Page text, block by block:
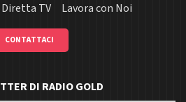
Diretta TV Lavora con Noi
CONTATTACI
DI RADIO GOLD